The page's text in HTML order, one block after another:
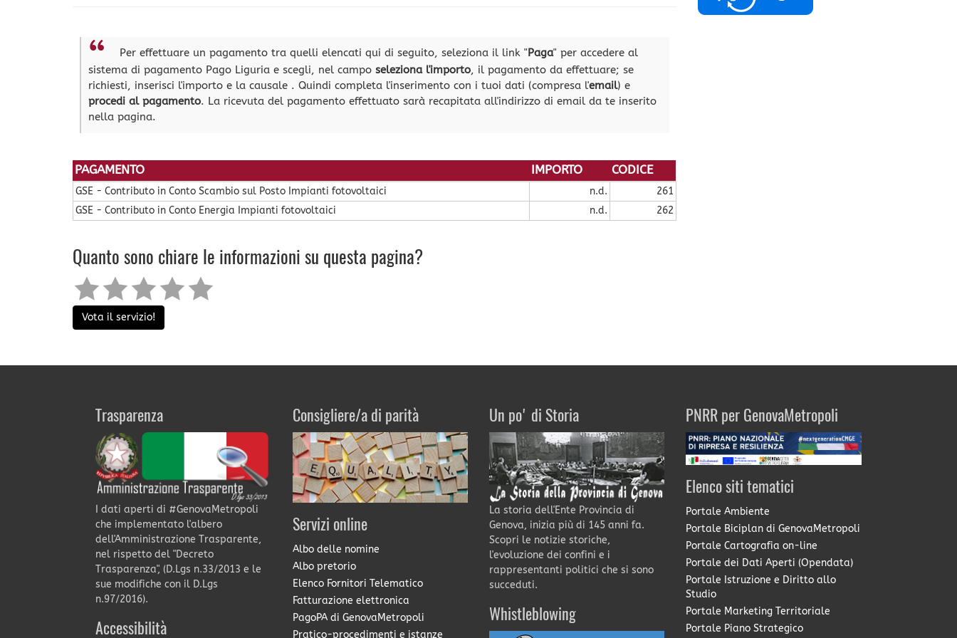
Per effettuare un pagamento tra quelli elencati qui di seguito, seleziona il link " Paga" per accedere al
sistema di pagamento Pago Liguria e scegli, nel campo seleziona l'importo, il pagamento da effettuare; se
richiesti, inserisci l'importo e la causale . Quindi completa l'inserimento con i tuoi dati (compresa l'email) e
procedi al pagamento. La ricevuta del pagamento effettuato sarà recapitata all'indirizzo di email da te inserito
nella pagina.
PAGAMENTO IMPORTO CODICE
GSE - Contributo in Conto Scambio sul Posto Impianti fotovoltaici n.d.
261
GSE - Contributo in Conto Energia Impianti fotovoltaici
n.d. 262
Quanto sono chiare le informazioni su questa pagina?
Vota il servizio!
Trasparenza
I dati aperti di #GenovaMetropoli
che implementato l'albero
dell'Amministrazione Trasparente,
nel rispetto del "Decreto
Trasparenza", (D.Lgs n.33/2013 e le
sue modifiche con il D.Lgs
n.97/2016).
Accessibilità
Consigliere/a di parità
Servizi online
Albo delle nomine
Albo pretorio
Elenco Fornitori Telematico
Fatturazione elettronica
PagoPA di GenovaMetropoli
Pratico-procedimenti e istanze
Un po' di Storia
La storia dell'Ente Provincia di
Genova, inizia più di 145 anni fa.
Scopri le notizie storiche,
l'evoluzione dei confini e i
rappresentanti politici che si sono
succeduti.
Whistleblowing
PNRR per GenovaMetropoli
Elenco siti tematici
Portale Ambiente
Portale Biciplan di GenovaMetropoli
Portale Cartografia on-line
Portale dei Dati Aperti (Opendata)
Portale Istruzione e Diritto allo
Studio
Portale Marketing Territoriale
Portale Piano Strategico